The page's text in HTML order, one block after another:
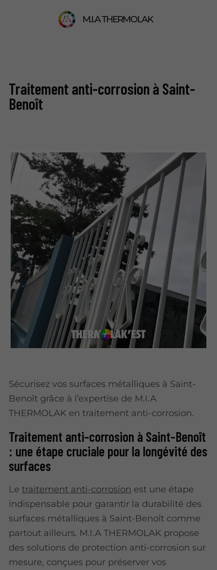
M.I.A THERMOLAK
Traitement anti-corrosion à Saint-
Benoît
Sécurisez vos surfaces métalliques à Saint-
Benoît grâce à l’expertise de M.I.A
THERMOLAK en traitement anti-corrosion.
Traitement anti-corrosion à Saint-Benoît
: une étape cruciale pour la longévité des
surfaces
Letraitement anti-corrosion est une étape
indispensable pour garantir la durabilité des
surfaces métalliques à Saint-Benoît comme
partout ailleurs. M.I.A THERMOLAK propose
des solutions de protection anti-corrosion sur
mesure, conçues pour préserver vos